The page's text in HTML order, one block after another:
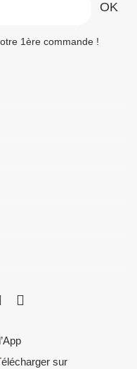
1ère commande !